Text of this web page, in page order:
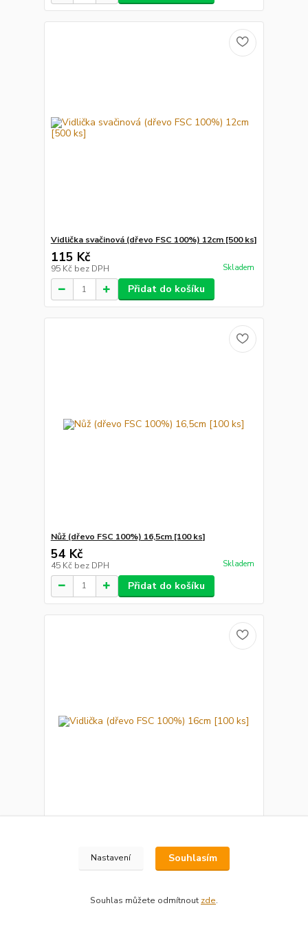
Vidlička svačinová (dřevo FSC 100%) 12cm [500 ks]
115 Kč
95 Kč bez DPH Skladem
Přidat do košíku
Nůž (dřevo FSC 100%) 16,5cm [100 ks]
54 Kč
45 Kč bez DPH Skladem
Přidat do košíku
bez DPH
Nastavení Souhlasím
Souhlas můžete odmítnout zde.